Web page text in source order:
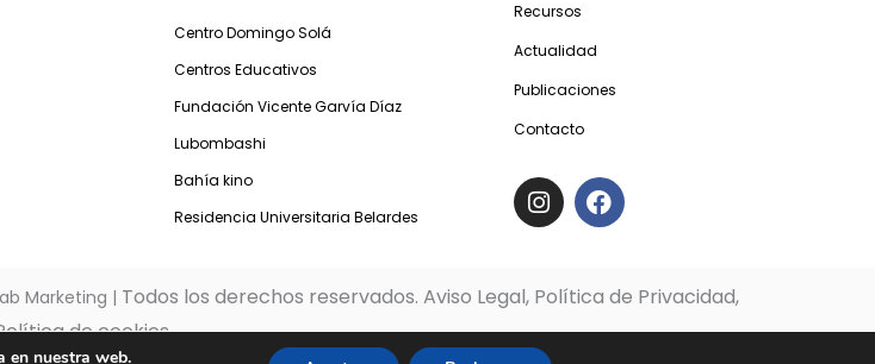
Centro Domingo Solá
Centros Educativos
Fundación Vicente Garvía Díaz
Lubombashi
Bahía kino
Residencia Universitaria Belardes
Recursos
Actualidad
Publicaciones
Contacto
n
s
g
a
a
c
o
k
Marketing | Todos los derechos reservados. Aviso Legal, Política de Privacidad,
de cookies
en nuestra web.